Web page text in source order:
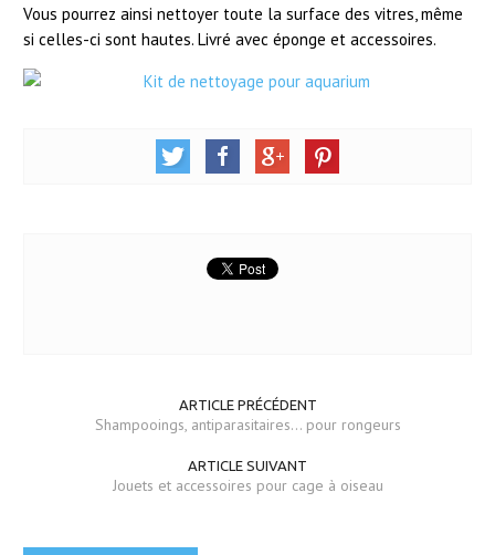
Vous pourrez ainsi nettoyer toute la surface des vitres, même
si celles-ci sont hautes. Livré avec éponge et accessoires.
ARTICLE PRÉCÉDENT
Shampooings, antiparasitaires... pour rongeurs
ARTICLE SUIVANT
Jouets et accessoires pour cage à oiseau